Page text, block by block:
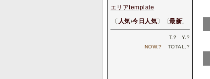
エリアtemplate
〔 人気/今日人気〕〔最新〕
T. ? Y. ?
NOW.? TOTAL. ?